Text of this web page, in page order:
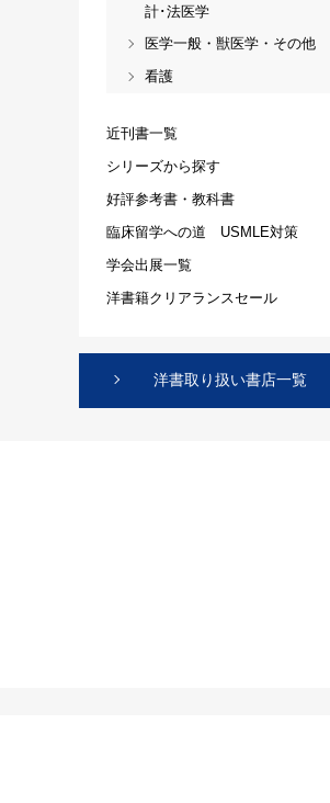
計･法医学
医学一般・獣医学・その他
看護
近刊書一覧
シリーズから探す
好評参考書・教科書
臨床留学への道 USMLE対策
学会出展一覧
洋書籍クリアランスセール
洋書取り扱い書店一覧